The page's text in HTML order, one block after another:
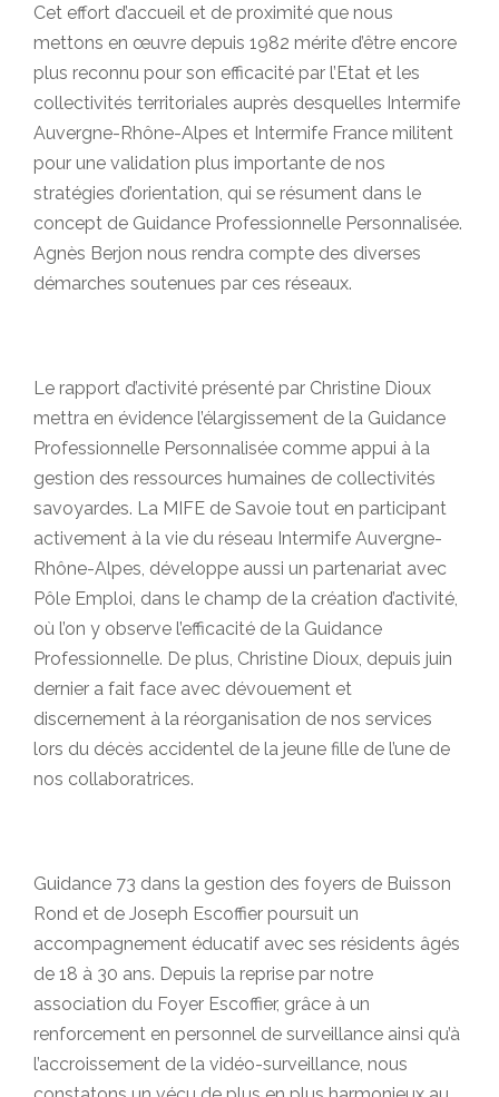
Cet effort d’accueil et de proximité que nous
mettons en œuvre depuis 1982 mérite d’être encore
plus reconnu pour son efficacité par l’Etat et les
collectivités territoriales auprès desquelles Intermife
Auvergne-Rhône-Alpes et Intermife France militent
pour une validation plus importante de nos
stratégies d’orientation, qui se résument dans le
concept de Guidance Professionnelle Personnalisée.
Agnès Berjon nous rendra compte des diverses
démarches soutenues par ces réseaux.
Le rapport d’activité présenté par Christine Dioux
mettra en évidence l’élargissement de la Guidance
Professionnelle Personnalisée comme appui à la
gestion des ressources humaines de collectivités
savoyardes. La MIFE de Savoie tout en participant
activement à la vie du réseau Intermife Auvergne-
Rhône-Alpes, développe aussi un partenariat avec
Pôle Emploi, dans le champ de la création d’activité,
où l’on y observe l’efficacité de la Guidance
Professionnelle. De plus, Christine Dioux, depuis juin
dernier a fait face avec dévouement et
discernement à la réorganisation de nos services
lors du décès accidentel de la jeune fille de l’une de
nos collaboratrices.
Guidance 73 dans la gestion des foyers de Buisson
Rond et de Joseph Escoffier poursuit un
accompagnement éducatif avec ses résidents âgés
de 18 à 30 ans. Depuis la reprise par notre
association du Foyer Escoffier, grâce à un
renforcement en personnel de surveillance ainsi qu’à
l’accroissement de la vidéo-surveillance, nous